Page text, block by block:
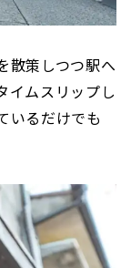
散策しつつ駅へ
イムスリップし
いるだけでも